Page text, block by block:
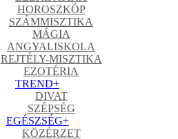
HOROSZKÓP
SZÁMMISZTIKA
MÁGIA
ANGYALISKOLA
REJTÉLY-MISZTIKA
EZOTÉRIA
TREND+
DIVAT
SZÉPSÉG
EGÉSZSÉG+
KÖZÉRZET